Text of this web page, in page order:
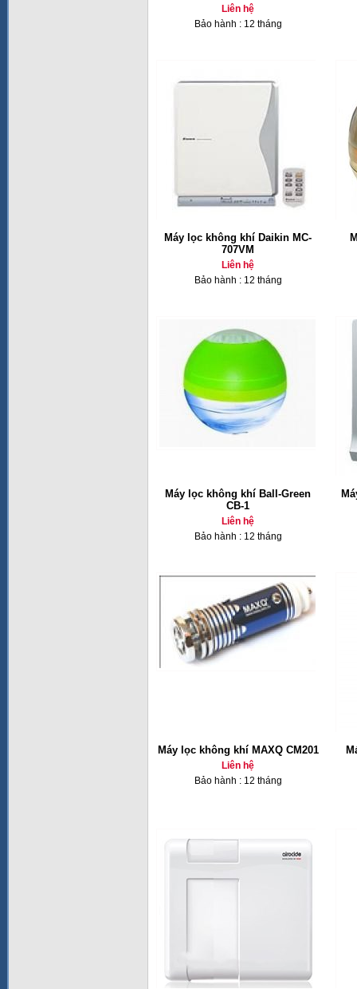
Liên hệ
Bảo hành : 12 tháng
Máy lọc không khí Daikin MC-
707VM
Liên hệ
Bảo hành : 12 tháng
Máy lọc không khí Ball-Green
CB-1
Liên hệ
Bảo hành : 12 tháng
Máy lọc không khí MAXQ CM201
Liên hệ
Bảo hành : 12 tháng